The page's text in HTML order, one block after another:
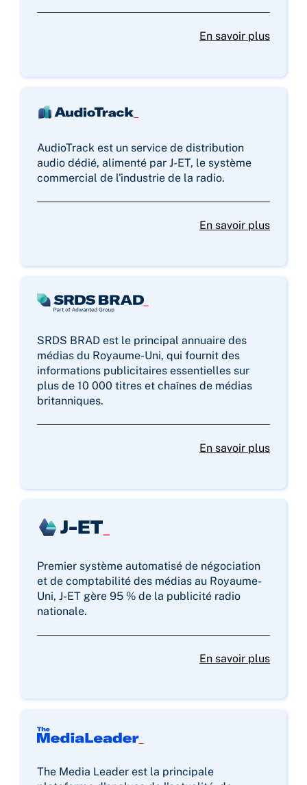
En savoir plus
AudioTrack est un service de distribution
audio dédié, alimenté par J-ET, le système
commercial de l'industrie de la radio.
En savoir plus
SRDS BRAD est le principal annuaire des
médias du Royaume-Uni, qui fournit des
informations publicitaires essentielles sur
plus de 10 000 titres et chaînes de médias
britanniques.
En savoir plus
Premier système automatisé de négociation
et de comptabilité des médias au Royaume-
Uni, J-ET gère 95 % de la publicité radio
nationale.
En savoir plus
The Media Leader est la principale